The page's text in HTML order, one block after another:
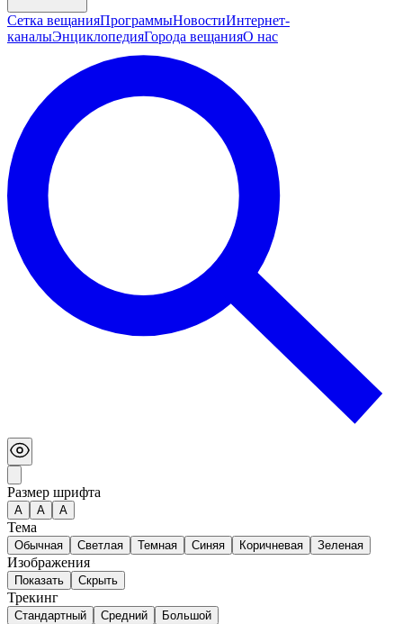
Сетка вещанияПрограммыНовостиИнтернет-
каналыЭнциклопедияГорода вещанияО нас
Размер шрифта
А A A
Тема
Обычная Светлая Темная Синяя Коричневая Зеленая
Изображения
Показать Скрыть
Трекинг
Стандартный Средний Большой